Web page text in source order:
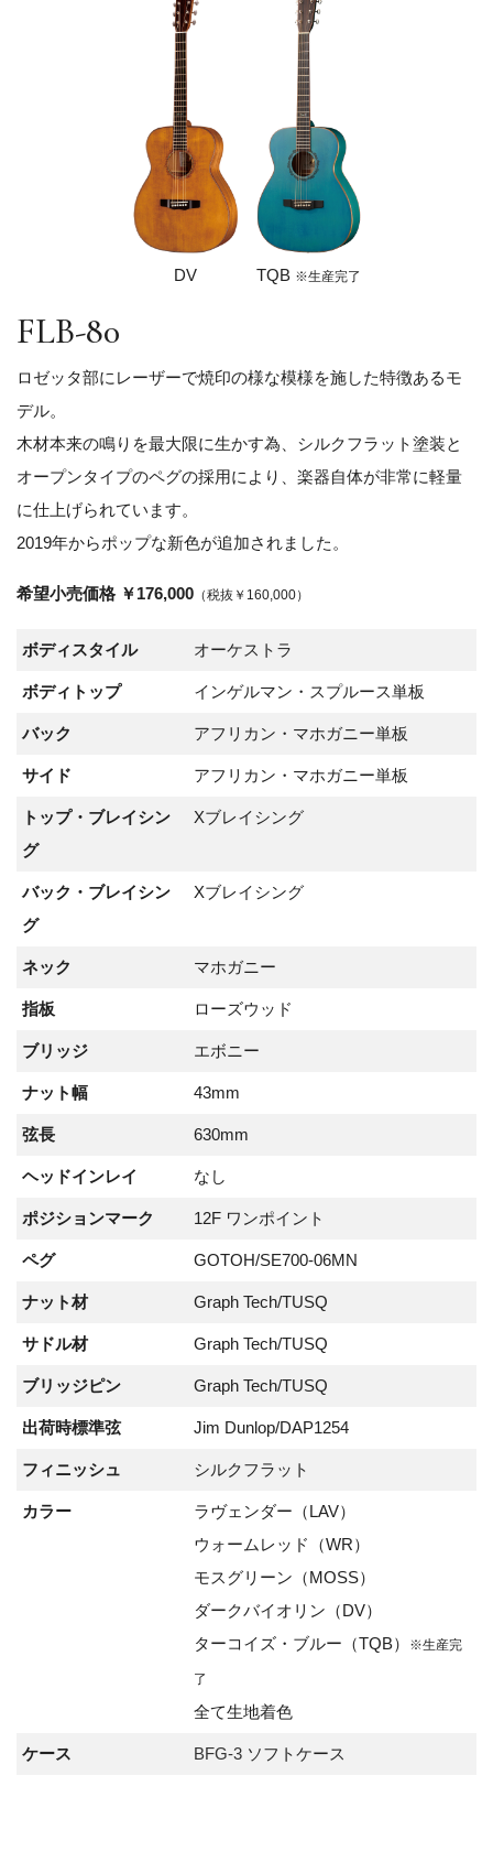
FLB-80
ロゼッタ部にレーザーで焼印の様な模様を施した特徴あるモ
デル。
木材本来の鳴りを最大限に生かす為、シルクフラット塗装と
オープンタイプのペグの採用により、楽器自体が非常に軽量
に仕上げられています。
2019年からポップな新色が追加されました。
希望小売価格 ￥176,000 （税抜￥160,000）
ボディスタイル オーケストラ
ボディトップ インゲルマン・スプルース単板
バック アフリカン・マホガニー単板
サイド アフリカン・マホガニー単板
トップ・ブレイシン
グ
Xブレイシング
バック・ブレイシン
グ
Xブレイシング
ネック マホガニー
指板 ローズウッド
ブリッジ エボニー
ナット幅 43mm
弦長 630mm
ヘッドインレイ なし
ポジションマーク 12F ワンポイント
ペグ GOTOH/SE700-06MN
ナット材 Graph Tech/TUSQ
サドル材 Graph Tech/TUSQ
ブリッジピン Graph Tech/TUSQ
出荷時標準弦 Jim Dunlop/DAP1254
フィニッシュ シルクフラット
カラー
ラヴェンダー（LAV）
ウォームレッド（WR）
モスグリーン（MOSS）
ダークバイオリン（DV）
ターコイズ・ブルー（TQB）
※生産完
了
全て生地着色
ケース BFG-3ソフトケース
DV TQB ※生産完了